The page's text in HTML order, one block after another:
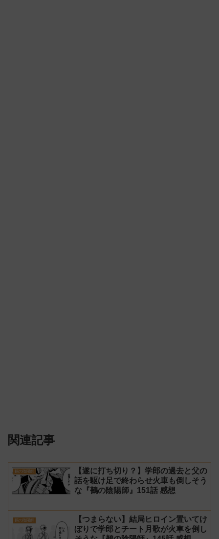
関連記事
鵺の陰陽師
【遂に打ち切り？】学郎の過去と父の
話を駆け足で終わらせ火車も倒しそう
な『鵺の陰陽師』151話 感想
鵺の陰陽師
【つまらない】結局ヒロイン置いてけ
ぼりで学郎とチート月歌が火車を倒し